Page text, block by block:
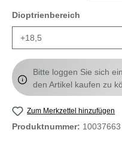
Dioptrienbereich
Bitte loggen Sie sich
den Artikel kaufen zu
Zum Merkzettel hinzufügen
Produktnummer: 10037663